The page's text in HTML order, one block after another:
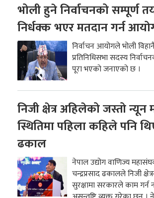
भोली हुने निर्वाचनको सम्पूर्ण
निर्धक्क भएर मतदान गर्न
निर्वाचन आयोगले भोली
प्रतिनिधिसभा सदस्य
पूरा भएको जनाएको छ ।
निजी क्षेत्र अहिलेको जस्तो
स्थितिमा पहिला कहिले पनि
ढकाल
नेपाल उद्योग वाणिज्य
चन्द्रप्रसाद ढकालले निजी
सुरक्षामा सरकारले काम